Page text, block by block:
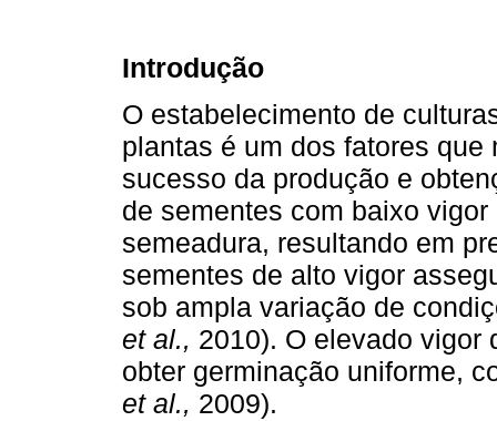
Introdução
O estabelecimento de
plantas é um dos fatores
sucesso da produção e
de sementes com baixo
semeadura, resultando em
sementes de alto vigor
sob ampla variação de
et al., 2010). O elevado vigor
obter germinação uniforme,
et al., 2009).